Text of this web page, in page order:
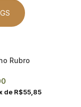
Rubro
de R$55,85